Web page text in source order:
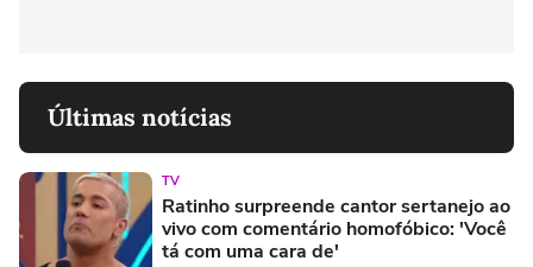
Últimas notícias
TV
Ratinho surpreende cantor sertanejo ao
vivo com comentário homofóbico: 'Você
tá com uma cara de'